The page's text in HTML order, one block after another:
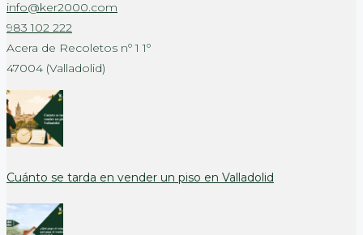
info@ker2000.com
983 102 222
Acera de Recoletos nº 1 1º
47004 (Valladolid)
Cuánto se tarda en vender un piso en Valladolid